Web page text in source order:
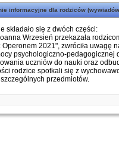
informacyjne dla rodziców
składało się z dwóch części:
Wrzesień przekazała
Operonem 2021", zwróciła
psychologiczno-pedagogicznej
uczniów do nauki oraz
rodzice spotkali się z
przedmiotów.